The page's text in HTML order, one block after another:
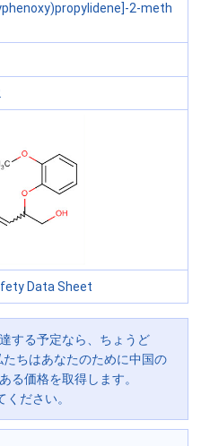
2-meth
Data Sheet
する予定なら、ちょうど
ちはあなたのために中国の
る価格を取得します。
ださい。